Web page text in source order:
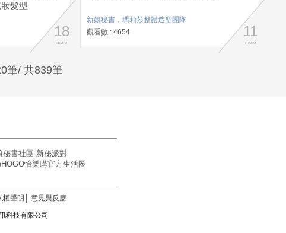
髮型
18
more
新娘秘書，瑪莉莎整體造型團隊
觀看數 : 4654
11
more
筆/ 共839筆
秘書社團-新秘派對
怡樂購官方生活圈
權聲明 │意見與反應
科技有限公司